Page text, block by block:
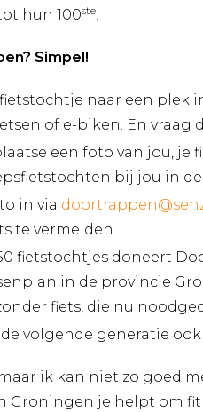
hun 100ste.
Simpel!
naar een plek
of e-biken. En vraag
een foto van jou, je
bij jou in
in via
te vermelden.
fietstochtjes doneert
in de provincie
fiets, die nu
volgende generatie
ik kan niet zo goed
Groningen je helpt om